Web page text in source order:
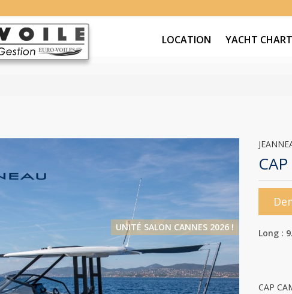
LOCATION YACHT
UNITÉ SALON CANNES 2026 !
Long :
CAP